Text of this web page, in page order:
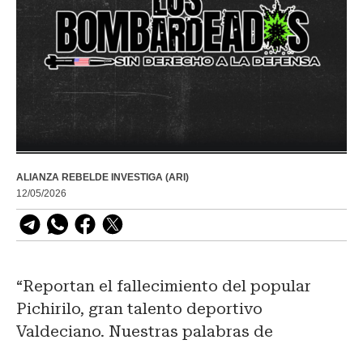
ALIANZA REBELDE INVESTIGA (ARI)
12/05/2026
“Reportan el fallecimiento del popular
Pichirilo, gran talento deportivo
Valdeciano. Nuestras palabras de